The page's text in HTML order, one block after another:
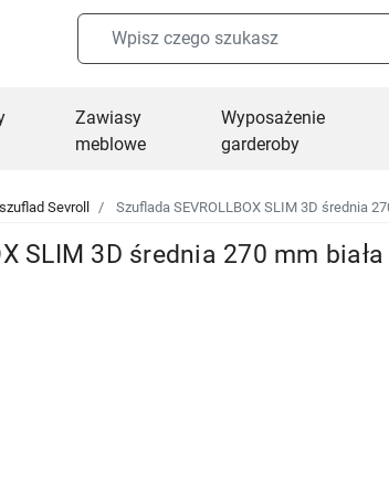
Zawiasy
meblowe
Wyposażenie
garderoby
Sevroll Szuflada SEVROLLBOX SLIM 3D średnia
SLIM 3D średnia 270 mm biała